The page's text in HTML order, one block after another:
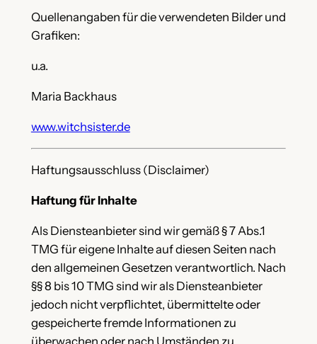
Quellenangaben für die verwendeten Bilder und
Grafiken:
u.a.
Maria Backhaus
www.witchsister.de
Haftungsausschluss (Disclaimer)
Haftung für Inhalte
Als Diensteanbieter sind wir gemäß § 7 Abs.1
TMG für eigene Inhalte auf diesen Seiten nach
den allgemeinen Gesetzen verantwortlich. Nach
§§ 8 bis 10 TMG sind wir als Diensteanbieter
jedoch nicht verpflichtet, übermittelte oder
gespeicherte fremde Informationen zu
überwachen oder nach Umständen zu